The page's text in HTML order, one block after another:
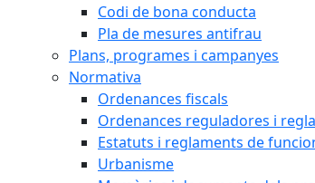
Codi de bona conducta
Pla de mesures antifrau
Plans, programes i campanyes
Normativa
Ordenances fiscals
Ordenances reguladores i
Estatuts i reglaments de
Urbanisme